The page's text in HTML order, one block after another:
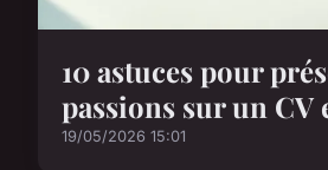
10 astuces pour
passions sur un CV
19/05/2026 15:01